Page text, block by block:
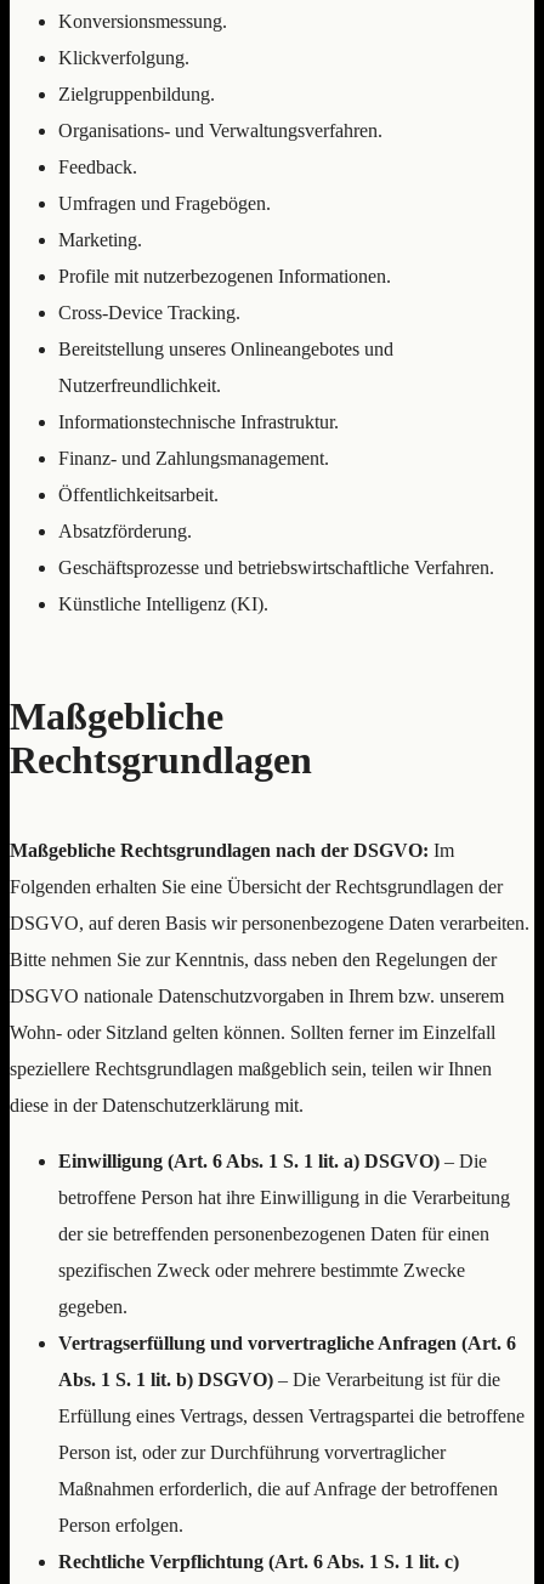
Konversionsmessung.
Klickverfolgung.
Zielgruppenbildung.
Organisations- und Verwaltungsverfahren.
Feedback.
Umfragen und Fragebögen.
Marketing.
Profile mit nutzerbezogenen Informationen.
Cross-Device Tracking.
Bereitstellung unseres Onlineangebotes und
Nutzerfreundlichkeit.
Informationstechnische Infrastruktur.
Finanz- und Zahlungsmanagement.
Öffentlichkeitsarbeit.
Absatzförderung.
Geschäftsprozesse und betriebswirtschaftliche Verfahren.
Künstliche Intelligenz (KI).
Maßgebliche
Rechtsgrundlagen
Maßgebliche Rechtsgrundlagen nach der DSGVO: Im
Folgenden erhalten Sie eine Übersicht der Rechtsgrundlagen der
DSGVO, auf deren Basis wir personenbezogene Daten verarbeiten.
Bitte nehmen Sie zur Kenntnis, dass neben den Regelungen der
DSGVO nationale Datenschutzvorgaben in Ihrem bzw. unserem
Wohn- oder Sitzland gelten können. Sollten ferner im Einzelfall
speziellere Rechtsgrundlagen maßgeblich sein, teilen wir Ihnen
diese in der Datenschutzerklärung mit.
Einwilligung (Art. 6 Abs. 1 S. 1 lit. a) DSGVO) – Die
betroffene Person hat ihre Einwilligung in die Verarbeitung
der sie betreffenden personenbezogenen Daten für einen
spezifischen Zweck oder mehrere bestimmte Zwecke
gegeben.
Vertragserfüllung und vorvertragliche Anfragen (Art. 6
Abs. 1 S. 1 lit. b) DSGVO) – Die Verarbeitung ist für die
Erfüllung eines Vertrags, dessen Vertragspartei die betroffene
Person ist, oder zur Durchführung vorvertraglicher
Maßnahmen erforderlich, die auf Anfrage der betroffenen
Person erfolgen.
Rechtliche Verpflichtung (Art. 6 Abs. 1 S. 1 lit. c)